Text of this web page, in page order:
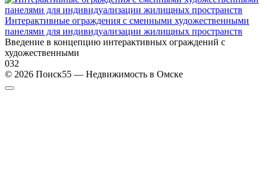
Интерактивные ограждения с сменными художественными
панелями для индивидуализации жилищных пространств
Введение в концепцию интерактивных ограждений с
художественными
032
© 2026 Поиск55 — Недвижимость в Омске